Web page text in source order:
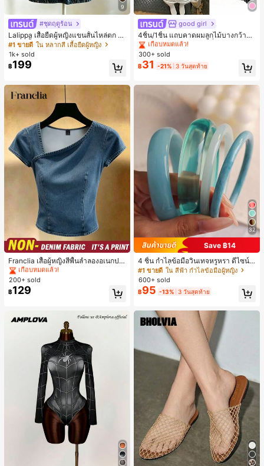
9
#ชุดฤดูร้อน
Lalippa เสื้อยืดผู้หญิงแขนสั้นไหล่ตก ค
อวีปกเสื้อ ลายพิมพ์ดิจิทัลลายทาง สไตล์
สปอร์ตแฟชั่นมินิมอล ของขวัญสำหรับเ
พื่อน
#1 ขายดี ใน หลากสี เสื้อยืดผู้หญิง
1k+ sold
฿199
Franclia เสื้อผู้หญิงสีพื้นลำลองอเนกปร
ะสงค์สำหรับใส่ประจำวัน
#1 ขายดี
ใน ธรรมดา เสื้อผู้หญิง
เกือบหมดแล้ว!
#1 ขายดี ใน ธรรมดา เสื้อผู้หญิง
เกือบหมดแล้ว!
#1 ขายดี ใน ธรรมดา เสื้อผู้หญิง
เกือบหมดแล้ว!
#1 ขายดี ใน ธรรมดา เสื้อผู้หญิง
เกือบหมดแล้ว!
200+ sold
฿129
good girl
4ชิ้น/1ชิ้น แถบคาดผมลูกไม้บางกว้างยื
ดหยุ่นสำหรับผู้หญิง, แฟชั่นอเนกประสง
ค์พรีเมียมหรูหราสไตล์มินิมอล ผ้าพันคอ
เล็กๆ ห่วงผม อุปกรณ์เสริมผม, เหมาะสำ
หรับการออกไปข้างนอกประจำวัน, ลำล
อง, งานปาร์ตี้, การเดินทาง, การพักผ่อ
น, การมัดผม, การจัดทรงผม, การแต่งห
น้า, การจับคู่ชุด, อุปกรณ์เสริมประดับผ
#1 ขายดี
เกือบหมดแล้ว!
#1 ขายดี
เกือบหมดแล้ว!
#1 ขายดี
เกือบหมดแล้ว!
#1 ขายดี
เกือบหมดแล้ว!
300+ sold
฿31 -21% 3 วันสุดท้าย
32
Save ฿14
4 ชิ้น กำไลข้อมือวินเทจหรูหรา ดีไซน์มิ
นิมอลแฟชั่น เหมาะสำหรับใส่ในชีวิตปร
ะจำวัน อะคริลิก เหมาะสำหรับใส่ในชีวิ
ตประจำวันและงานปาร์ตี้ ของขวัญสำห
รับผู้หญิง
#1 ขายดี ใน สีฟ้า กำไลข้อมือผู้หญิง
600+ sold
฿95 -13% 3 วันสุดท้าย